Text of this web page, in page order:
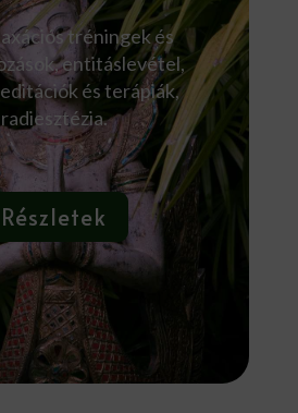
tréningek és
entitáslevétel,
és terápiák,
radiesztézia.
Részletek